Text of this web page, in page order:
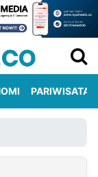
PARIWISATA